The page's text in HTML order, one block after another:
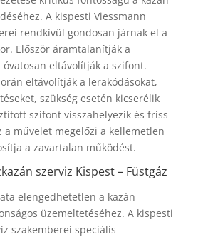
A kispesti Viessmann
rendkívül gondosan járnak el a
Először áramtalanítják a
óvatosan eltávolítják a szifont.
eltávolítják a lerakódásokat,
szükség esetén kicserélik
szifont visszahelyezik és friss
a művelet megelőzi a kellemetlen
a zavartalan működést.
szerviz Kispest – Füstgáz
elengedhetetlen a kazán
üzemeltetéséhez. A kispesti
szakemberei speciális